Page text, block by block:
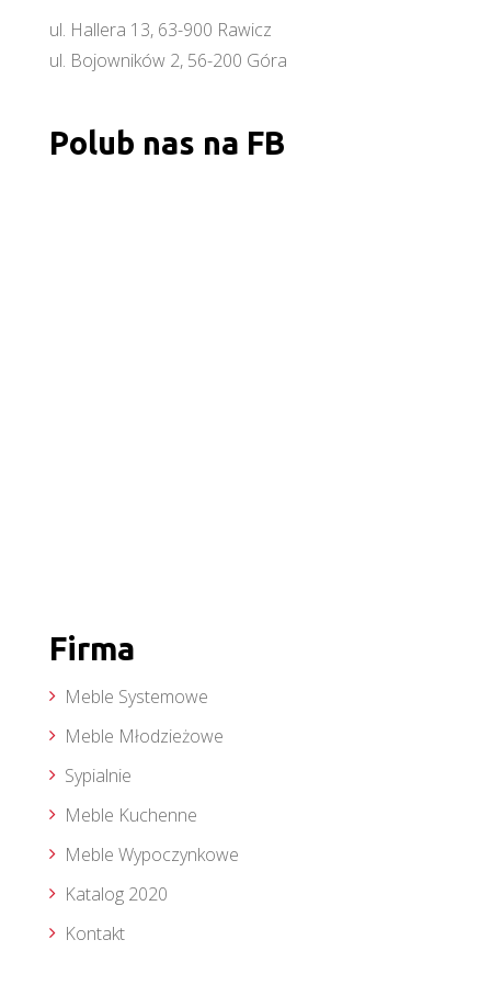
ul. Hallera 13, 63-900 Rawicz
ul. Bojowników 2, 56-200 Góra
Polub nas na FB
Firma
Meble Systemowe
Meble Młodzieżowe
Sypialnie
Meble Kuchenne
Meble Wypoczynkowe
Katalog 2020
Kontakt